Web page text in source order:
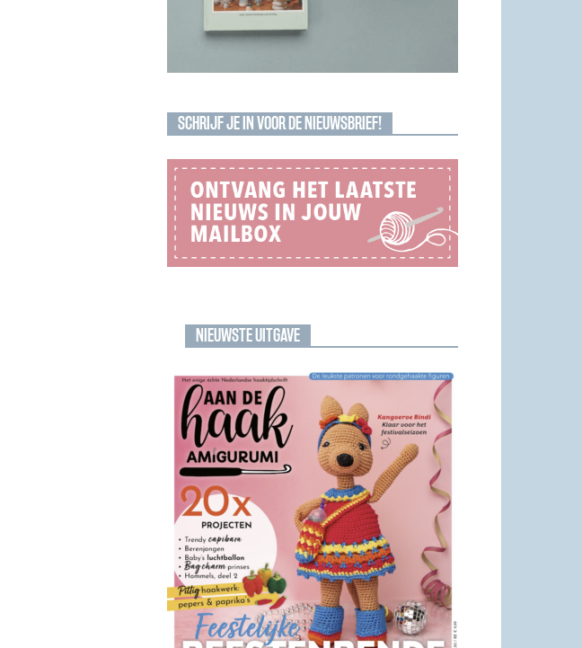
SCHRIJF JE IN VOOR DE NIEUWSBRIEF!
NIEUWSTE UITGAVE